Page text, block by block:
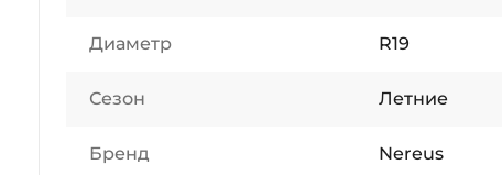
Диаметр R19
Сезон Летние
Бренд Nereus